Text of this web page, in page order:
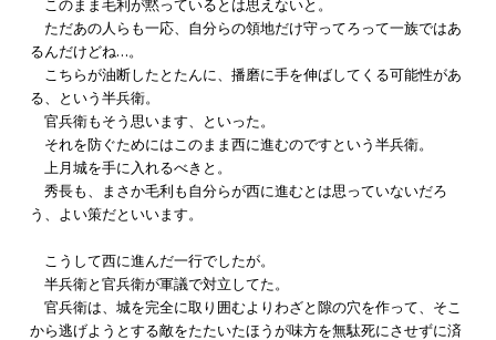
このまま毛利が黙っているとは思えないと。
ただあの人らも一応、自分らの領地だけ守ってろって一族ではあ
るんだけどね…。
こちらが油断したとたんに、播磨に手を伸ばしてくる可能性があ
る、という半兵衛。
官兵衛もそう思います、といった。
それを防ぐためにはこのまま西に進むのですという半兵衛。
上月城を手に入れるべきと。
秀長も、まさか毛利も自分らが西に進むとは思っていないだろ
う、よい策だといいます。
こうして西に進んだ一行でしたが。
半兵衛と官兵衛が軍議で対立してた。
官兵衛は、城を完全に取り囲むよりわざと隙の穴を作って、そこ
から逃げようとする敵をたたいたほうが味方を無駄死にさせずに済